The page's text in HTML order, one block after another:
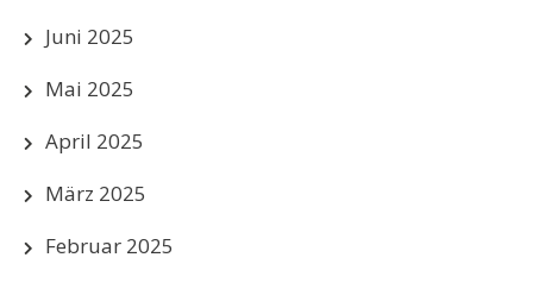
Juni 2025
Mai 2025
April 2025
März 2025
Februar 2025